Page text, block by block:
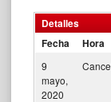
Detalles
Fecha
Hora
9
mayo,
2020